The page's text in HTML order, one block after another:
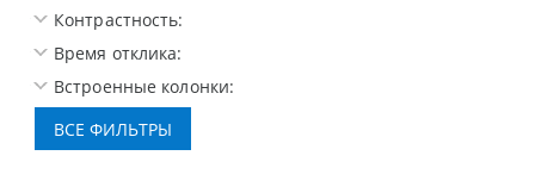
Контрастность:
Время отклика:
Встроенные колонки: